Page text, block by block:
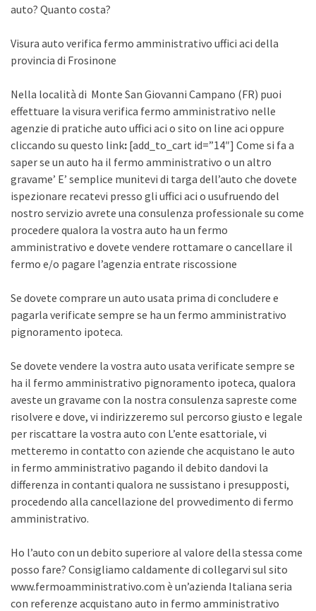
auto? Quanto costa?
Visura auto verifica fermo amministrativo uffici aci della
provincia di Frosinone
Nella località di Monte San Giovanni Campano (FR) puoi
effettuare la visura verifica fermo amministrativo nelle
agenzie di pratiche auto uffici aci o sito on line aci oppure
cliccando su questo link: [add_to_cart id=”14″] Come si fa a
saper se un auto ha il fermo amministrativo o un altro
gravame’ E’ semplice munitevi di targa dell’auto che dovete
ispezionare recatevi presso gli uffici aci o usufruendo del
nostro servizio avrete una consulenza professionale su come
procedere qualora la vostra auto ha un fermo
amministrativo e dovete vendere rottamare o cancellare il
fermo e/o pagare l’agenzia entrate riscossione
Se dovete comprare un auto usata prima di concludere e
pagarla verificate sempre se ha un fermo amministrativo
pignoramento ipoteca.
Se dovete vendere la vostra auto usata verificate sempre se
ha il fermo amministrativo pignoramento ipoteca, qualora
aveste un gravame con la nostra consulenza sapreste come
risolvere e dove, vi indirizzeremo sul percorso giusto e legale
per riscattare la vostra auto con L’ente esattoriale, vi
metteremo in contatto con aziende che acquistano le auto
in fermo amministrativo pagando il debito dandovi la
differenza in contanti qualora ne sussistano i presupposti,
procedendo alla cancellazione del provvedimento di fermo
amministrativo.
Ho l’auto con un debito superiore al valore della stessa come
posso fare? Consigliamo caldamente di collegarvi sul sito
www.fermoamministrativo.com è un’azienda Italiana seria
con referenze acquistano auto in fermo amministrativo